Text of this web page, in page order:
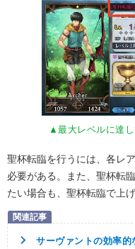
▲最大レベルに達
聖杯転臨を行うには、各レ
必要がある。また、聖杯転
たい場合も、聖杯転臨で上
サーヴァントの効率的